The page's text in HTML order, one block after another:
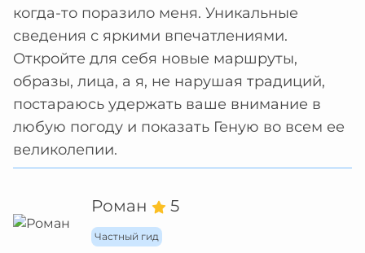
когда-то поразило меня. Уникальные
сведения с яркими впечатлениями.
Откройте для себя новые маршруты,
образы, лица, а я, не нарушая традиций,
постараюсь удержать ваше внимание в
любую погоду и показать Геную во всем ее
великолепии.
Роман 5
Частный гид